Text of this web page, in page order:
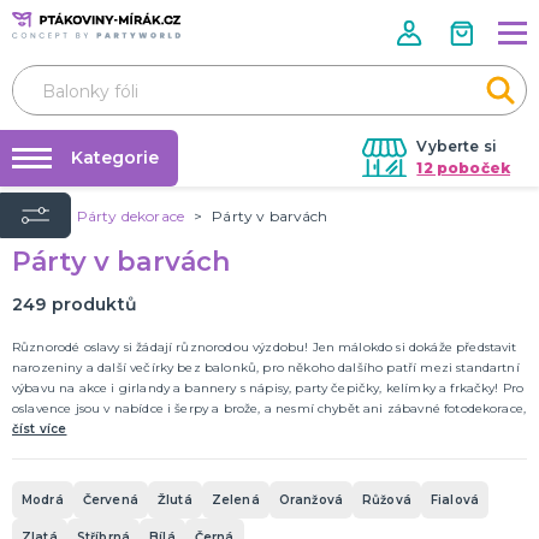
Vyberte si
12 poboček
Půjčovna kostýmů
Párty výzdoba na klíč
Nafukování balónků
Prodejny
Rozvoz
Párty Blog
Kariéra
Kontakt
Kategorie
KOSTÝMY A DOPLŇKY
Andělé a víly
Kluci
DOPLŇKY A MAKEUP
Pálení čarodějnic
Škrabošky
Kontaktní čočky
Nalepovací řasy
Krev
Tekutý latex a jizvy
Sexy oblečky
Rukavice
UV barvy
Rozlučka se svobodou
Pánská jízda
Karnevalové sady
Tematické doplňky
DALŠÍ KATEGORIE
Úvod Párty dekorace Párty v barvách
Párty v barvách
249 produktů
Různorodé oslavy si žádají různorodou výzdobu! Jen málokdo si dokáže představit
narozeniny a další večírky bez balonků, pro někoho dalšího patří mezi standartní
výbavu na akce i girlandy a bannery s nápisy, party čepičky, kelímky a frkačky! Pro
oslavence jsou v nabídce i šerpy a brože, a nesmí chybět ani zábavné fotodekorace,
aby Vaše snímky byly opravdu co nejoriginálnější!
číst více
Modrá Červená Žlutá Zelená Oranžová Růžová Fialová